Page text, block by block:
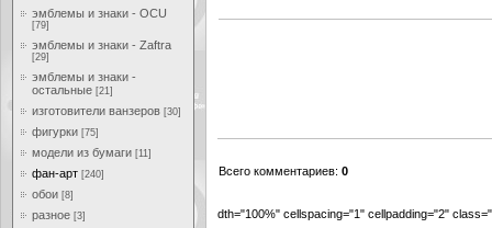
эмблемы и знаки - OCU
[79]
эмблемы и знаки - Zaftra
[29]
эмблемы и знаки -
остальные [21]
изготовители ванзеров [30]
фигурки [75]
модели из бумаги [11]
фан-арт [240]
обои [8]
разное [3]
Всего комментариев: 0
dth="100%" cellspacing="1" cellpadding="2"